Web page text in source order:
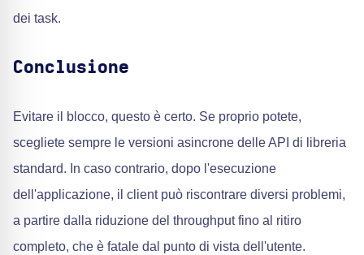
dei task.
Conclusione
Evitare il blocco, questo è certo. Se proprio potete,
scegliete sempre le versioni asincrone delle API di libreria
standard. In caso contrario, dopo l'esecuzione
dell'applicazione, il client può riscontrare diversi problemi,
a partire dalla riduzione del throughput fino al ritiro
completo, che è fatale dal punto di vista dell'utente.